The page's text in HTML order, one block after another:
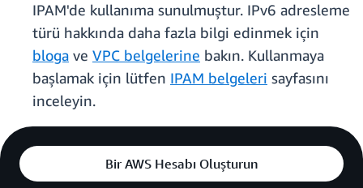
IPAM'de kullanıma sunulmuştur. IPv6 adresleme
türü hakkında daha fazla bilgi edinmek için
bloga ve VPC belgelerine bakın. Kullanmaya
başlamak için lütfen IPAM belgeleri sayfasını
inceleyin.
Bir AWS Hesabı Oluşturun